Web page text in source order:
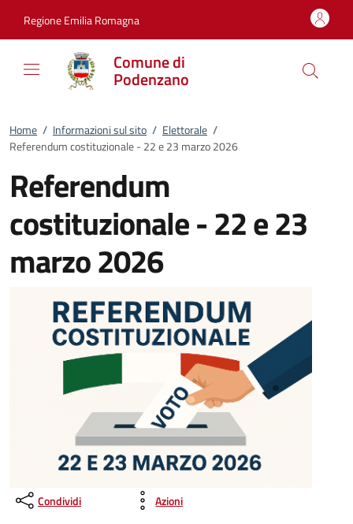
Regione Emilia Romagna
Comune di
Podenzano
Home / Informazioni sul sito / Elettorale /
Referendum costituzionale - 22 e 23 marzo 2026
Referendum
costituzionale - 22 e 23
marzo 2026
Condividi Azioni